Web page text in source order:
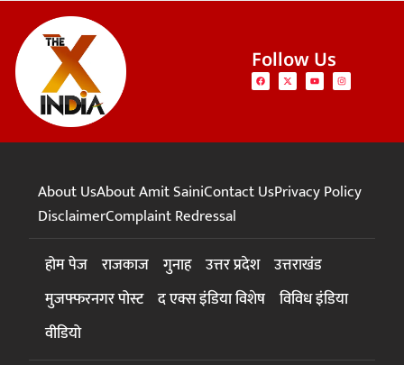
Follow Us
About UsAbout Amit SainiContact UsPrivacy Policy
DisclaimerComplaint Redressal
होम पेज राजकाज गुनाह उत्तर प्रदेश उत्तराखंड
मुजफ्फरनगर पोस्ट द एक्स इंडिया विशेष विविध इंडिया
वीडियो